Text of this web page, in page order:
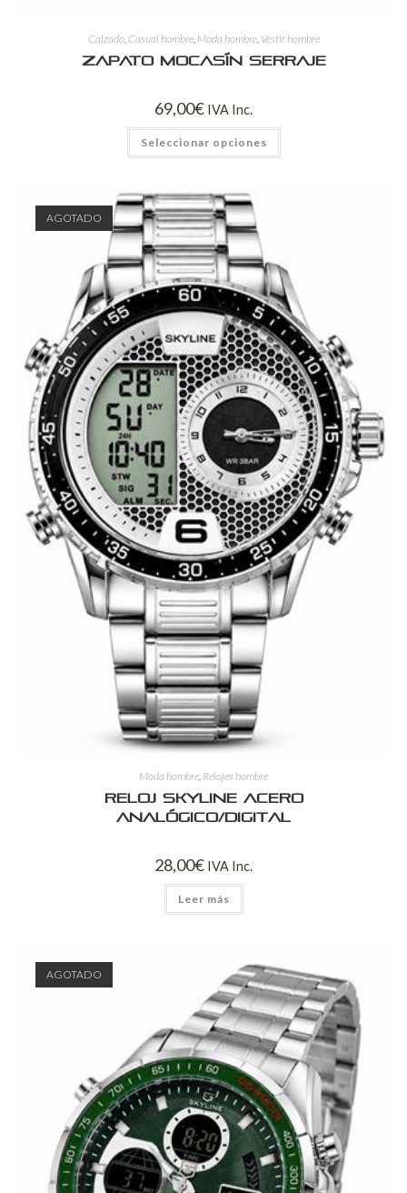
Calzado, Casual hombre, Moda hombre, Vestir hombre
Zapato Mocasín Serraje
69,00€ IVA Inc.
Seleccionar opciones
AGOTADO
Moda hombre Relojes hombre
Reloj Skyline Acero
Analógico/Digital
28,00€ IVA Inc.
Leer más
AGOTADO